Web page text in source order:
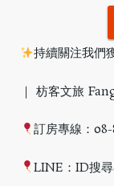
持續關注我們
｜ 枋客文旅
訂房專線：
LINE：ID搜尋